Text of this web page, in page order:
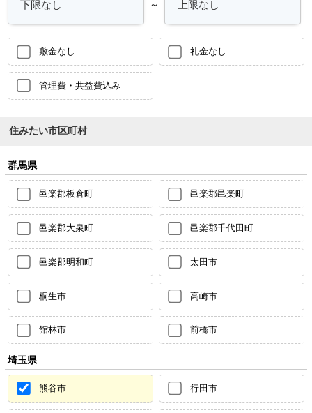
～
敷金なし 礼金なし
管理費・共益費込み
住みたい市区町村
群馬県
邑楽郡板倉町 邑楽郡邑楽町
邑楽郡大泉町 邑楽郡千代田町
邑楽郡明和町 太田市
桐生市 高崎市
館林市 前橋市
埼玉県
熊谷市 行田市